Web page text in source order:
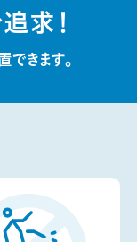
求！
できます。